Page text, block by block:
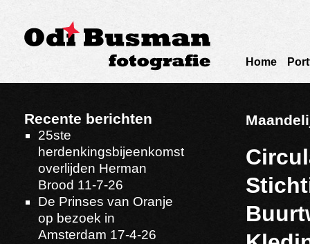
Home
Recente berichten
25ste
herdenkingsbijeenkomst
overlijden Herman
Brood 11-7-26
De Prinses van Oranje
op bezoek in
Amsterdam 17-4-26